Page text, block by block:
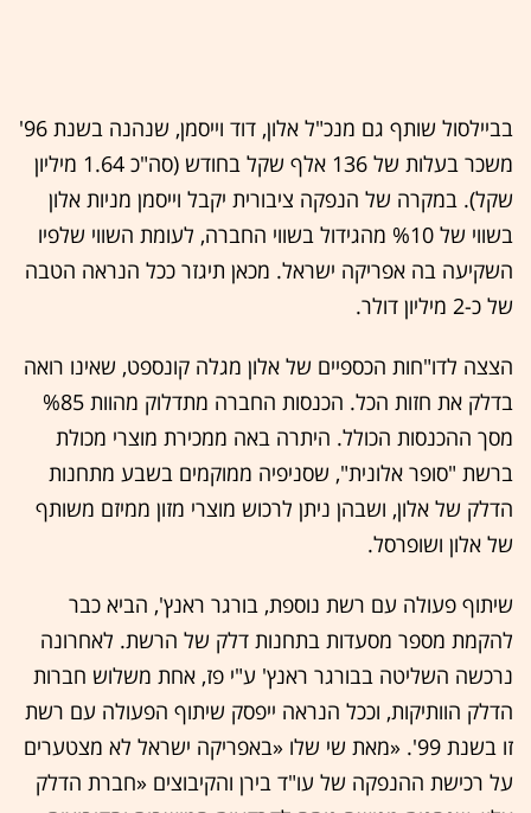
בביילסול שותף גם מנכ"ל אלון, דוד וייסמן, שנהנה בשנת 96'
משכר בעלות של 136 אלף שקל בחודש (סה"כ 1.64 מיליון
שקל). במקרה של הנפקה ציבורית יקבל וייסמן מניות אלון
בשווי של %10 מהגידול בשווי החברה, לעומת השווי שלפיו
השקיעה בה אפריקה ישראל. מכאן תיגזר ככל הנראה הטבה
של כ-2 מיליון דולר.
הצצה לדו"חות הכספיים של אלון מגלה קונספט, שאינו רואה
בדלק את חזות הכל. הכנסות החברה מתדלוק מהוות %85
מסך ההכנסות הכולל. היתרה באה ממכירת מוצרי מכולת
ברשת "סופר אלונית", שסניפיה ממוקמים בשבע מתחנות
הדלק של אלון, ושבהן ניתן לרכוש מוצרי מזון ממיזם משותף
של אלון ושופרסל.
שיתוף פעולה עם רשת נוספת, בורגר ראנץ', הביא כבר
להקמת מספר מסעדות בתחנות דלק של הרשת. לאחרונה
נרכשה השליטה בבורגר ראנץ' ע"י פז, אחת משלוש חברות
הדלק הוותיקות, וככל הנראה ייפסק שיתוף הפעולה עם רשת
זו בשנת 99'. «מאת שי שלו «באפריקה ישראל לא מצטערים
על רכישת ההנפקה של עו"ד בירן והקיבוצים «חברת הדלק